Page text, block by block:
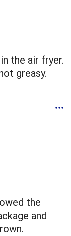
the air fryer.
greasy.
the
and